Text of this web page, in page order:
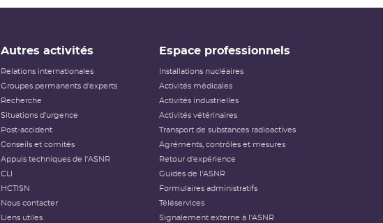
Autres activités
Relations internationales
Groupes permanents d'experts
Recherche
Situations d'urgence
Post-accident
Conseils et comités
Appuis techniques de l'ASNR
CLI
HCTISN
Nous contacter
Liens utiles
Espace professionnels
Installations nucléaires
Activités médicales
Activités industrielles
Activités vétérinaires
Transport de substances radioactives
Agréments, contrôles et mesures
Retour d'expérience
Guides de l'ASNR
Formulaires administratifs
Téléservices
Signalement externe à l'ASNR